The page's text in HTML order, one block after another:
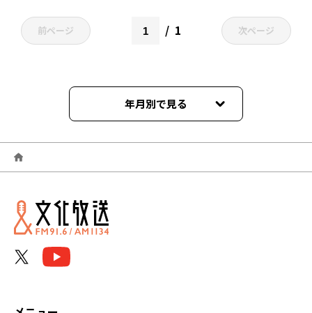
前ページ 1 次ページ
年月別で見る
2026年06月
2026年05月
2026年04月